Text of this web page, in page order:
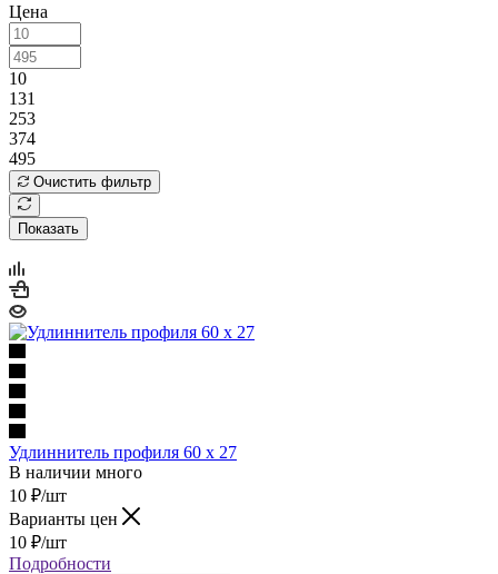
Цена
10
131
253
374
495
Очистить фильтр
Показать
Удлиннитель профиля 60 x 27
В наличии много
10 ₽/шт
Варианты цен
10 ₽/шт
Подробности